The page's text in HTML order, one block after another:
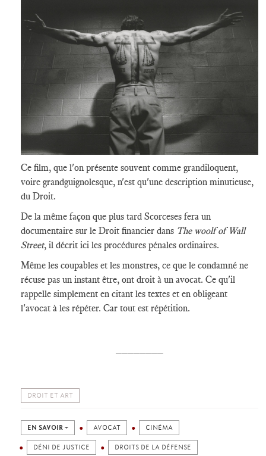
Ce film, que l'on présente souvent comme grandiloquent,
voire grandguignolesque, n'est qu'une description minutieuse,
du Droit.
De la même façon que plus tard Scorceses fera un
documentaire sur le Droit financier dans The woolf of Wall
Street, il décrit ici les procédures pénales ordinaires.
Même les coupables et les monstres, ce que le condamné ne
récuse pas un instant être, ont droit à un avocat. Ce qu'il
rappelle simplement en citant les textes et en obligeant
l'avocat à les répéter. Car tout est répétition.
DROIT ET ART
EN SAVOIR + AVOCAT CINÉMA
DÉNI DE JUSTICE DROITS DE LA DÉFENSE